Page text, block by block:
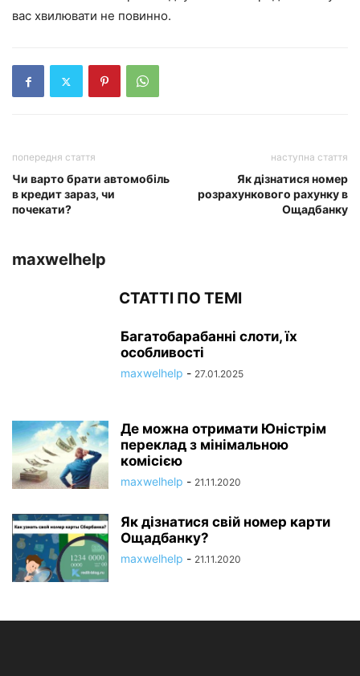
вас хвилювати не повинно.
попередня стаття
Чи варто брати автомобіль
в кредит зараз, чи
почекати?
наступна стаття
Як дізнатися номер
розрахункового рахунку в
Ощадбанку
maxwelhelp
СТАТТІ ПО ТЕМІ
Багатобарабанні слоти, їх
особливості
maxwelhelp - 27.01.2025
Де можна отримати Юністрім
переклад з мінімальною
комісією
maxwelhelp - 21.11.2020
Як дізнатися свій номер карти
Ощадбанку?
maxwelhelp - 21.11.2020